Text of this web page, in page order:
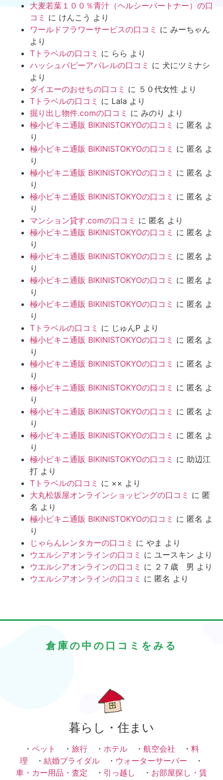
大麦若葉１００％青汁（ヘルシーパートナー）の口
コミ に けんこう より
ワールドフラワーサービスの口コミ に みーちゃん
より
Tトラベルの口コミ に らら より
ハッシュパピーアパレルの口コミ に 犬にツミナシ
より
ダイエーのおせちの口コミ に ５０代女性 より
Tトラベルの口コミ に Lala より
掘り出し物件.comの口コミ に みのり より
極小ビキニ通販 BIKINISTOKYOの口コミ に 匿名 よ
り
極小ビキニ通販 BIKINISTOKYOの口コミ に 匿名 よ
り
極小ビキニ通販 BIKINISTOKYOの口コミ に 匿名 よ
り
極小ビキニ通販 BIKINISTOKYOの口コミ に 匿名 よ
り
マンション貸す.comの口コミ に 匿名 より
極小ビキニ通販 BIKINISTOKYOの口コミ に 匿名 よ
り
極小ビキニ通販 BIKINISTOKYOの口コミ に 匿名 よ
り
極小ビキニ通販 BIKINISTOKYOの口コミ に 匿名 よ
り
極小ビキニ通販 BIKINISTOKYOの口コミ に 匿名 よ
り
Tトラベルの口コミ に じゅんP より
極小ビキニ通販 BIKINISTOKYOの口コミ に 匿名 よ
り
極小ビキニ通販 BIKINISTOKYOの口コミ に 匿名 よ
り
極小ビキニ通販 BIKINISTOKYOの口コミ に 匿名 よ
り
極小ビキニ通販 BIKINISTOKYOの口コミ に 匿名 よ
り
極小ビキニ通販 BIKINISTOKYOの口コミ に 匿名 よ
り
極小ビキニ通販 BIKINISTOKYOの口コミ に 助辺江
打 より
Tトラベルの口コミ に ×× より
大丸松坂屋オンラインショッピングの口コミ に 匿
名 より
極小ビキニ通販 BIKINISTOKYOの口コミ に 匿名 よ
り
じゃらんレンタカーの口コミ に やま より
ウエルシアオンラインの口コミ に ユースキン より
ウエルシアオンラインの口コミ に ２７歳 男 より
ウエルシアオンラインの口コミ に 匿名 より
倉庫の中の口コミをみる
暮らし・住まい
・ ペット ・ 旅行 ・ ホテル ・ 航空会社 ・ 料
理 ・ 結婚ブライダル ・ ウォーターサーバー ・
車・カー用品・査定 ・ 引っ越し ・ お部屋探し・賃